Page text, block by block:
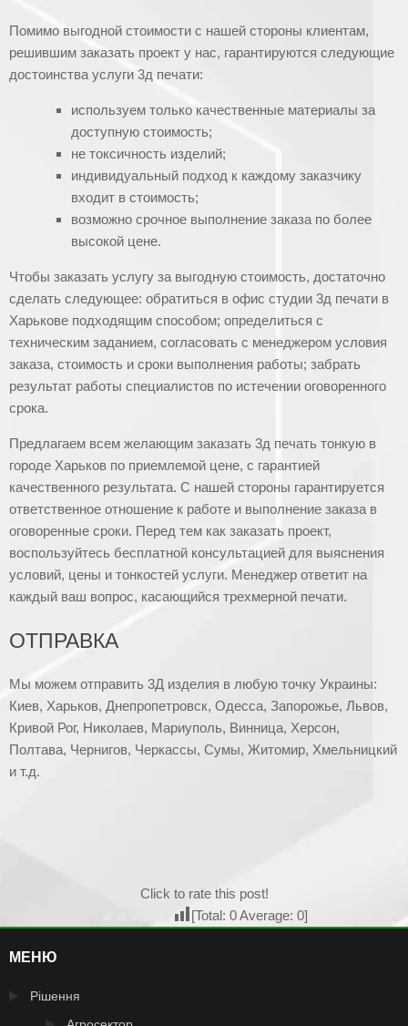
Помимо выгодной стоимости с нашей стороны клиентам,
решившим заказать проект у нас, гарантируются следующие
достоинства услуги 3д печати:
используем только качественные материалы за
доступную стоимость;
не токсичность изделий;
индивидуальный подход к каждому заказчику
входит в стоимость;
возможно срочное выполнение заказа по более
высокой цене.
Чтобы заказать услугу за выгодную стоимость, достаточно
сделать следующее: обратиться в офис студии 3д печати в
Харькове подходящим способом; определиться с
техническим заданием, согласовать с менеджером условия
заказа, стоимость и сроки выполнения работы; забрать
результат работы специалистов по истечении оговоренного
срока.
Предлагаем всем желающим заказать 3д печать тонкую в
городе Харьков по приемлемой цене, с гарантией
качественного результата. С нашей стороны гарантируется
ответственное отношение к работе и выполнение заказа в
оговоренные сроки. Перед тем как заказать проект,
воспользуйтесь бесплатной консультацией для выяснения
условий, цены и тонкостей услуги. Менеджер ответит на
каждый ваш вопрос, касающийся трехмерной печати.
ОТПРАВКА
Мы можем отправить 3Д изделия в любую точку Украины:
Киев, Харьков, Днепропетровск, Одесса, Запорожье, Львов,
Кривой Рог, Николаев, Мариуполь, Винница, Херсон,
Полтава, Чернигов, Черкассы, Сумы, Житомир, Хмельницкий
и т.д.
Click to rate this post!
[Total: 0Average: 0]
МЕНЮ
Рішення